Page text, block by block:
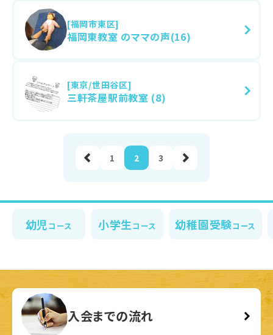
[福岡市東区]
福岡東教室 のママの声(16)
[東京/世田谷区]
三軒茶屋駅前教室 (8)
前へ 1 2 3
幼児コース 小学生コース 幼稚園受験コース
入会までの流れ